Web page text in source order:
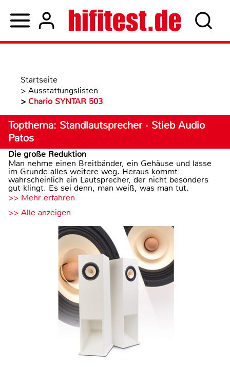
Startseite
> Ausstattungslisten
> Chario SYNTAR 503
Topthema: Standlautsprecher · Stieb Audio
Patos
Die große Reduktion
Man nehme einen Breitbänder, ein Gehäuse und lasse
im Grunde alles weitere weg. Heraus kommt
wahrscheinlich ein Lautsprecher, der nicht besonders
gut klingt. Es sei denn, man weiß, was man tut.
>> Mehr erfahren
>> Alle anzeigen